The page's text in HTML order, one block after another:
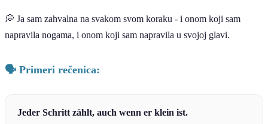
💭 Ja sam zahvalna na svakom svom koraku - i onom koji sam
napravila nogama, i onom koji sam napravila u svojoj glavi.
🗣️ Primeri rečenica:
Jeder Schritt zählt, auch wenn er klein ist.